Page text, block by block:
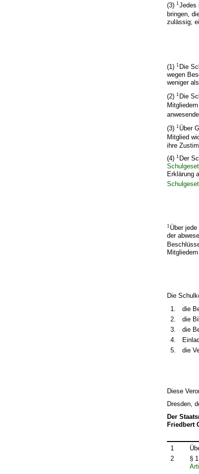
(3)1 Jedes
bringen,
zulässig;
(1)1 Die
wegen
weniger
(2)1 Die
(3)1 Über
Mitglied
ihre
(4)1 Der
Erklärung
1 Über
der
Die
1.
die
2.
die
3.
die
4.
5.
die
Diese
Dresden,
Der
Friedbert
1
2
§